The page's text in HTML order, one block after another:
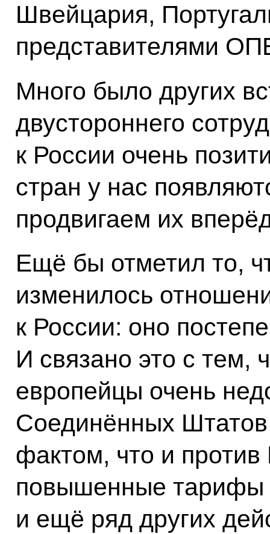
Швейцария,
представителями
Много было других
двустороннего
к России очень
стран у нас
продвигаем их
Ещё бы отметил то,
изменилось
к России: оно
И связано это с тем,
европейцы очень
Соединённых
фактом, что и
повышенные тарифы
и ещё ряд других